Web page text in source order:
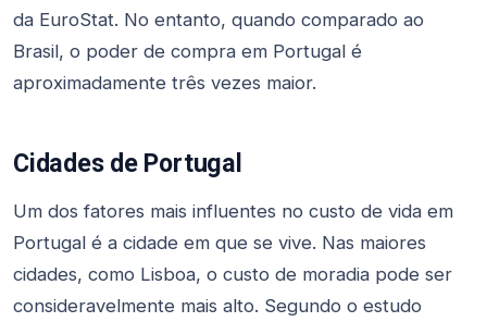
da EuroStat. No entanto, quando comparado ao
Brasil, o poder de compra em Portugal é
aproximadamente três vezes maior.
Cidades de Portugal
Um dos fatores mais influentes no custo de vida em
Portugal é a cidade em que se vive. Nas maiores
cidades, como Lisboa, o custo de moradia pode ser
consideravelmente mais alto. Segundo o estudo